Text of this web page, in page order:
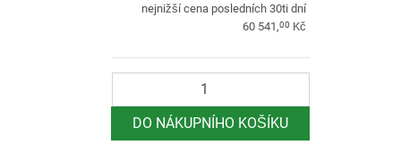
nejnižší cena posledních 30ti dní
60 541,00 Kč
DO NÁKUPNÍHO KOŠÍKU